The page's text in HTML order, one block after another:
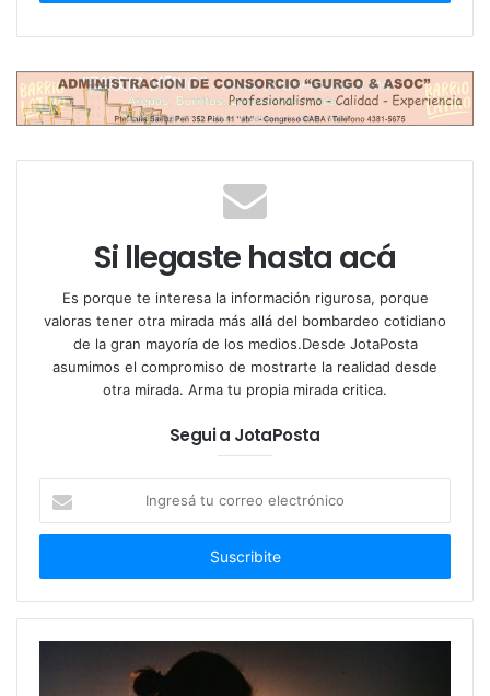
¿Cuánto cuestan los huevos
de pascua en Argentina
2025?
Los precios varían según elgramaje, la marca y el
canal de venta. Se pueden encontrar productos
desde los$5.000hasta los$50.000, o promociones
Un huevoToddy de 75g cuesta $6.050
UnNugatón de 91gronda los $7.600
Mantecol Oro de 700g
UnKitKat de 332galcanza los $29.900.
Si llegaste hasta acá
Es porque te interesa la información rigurosa, porque
valoras tener otra mirada más allá del bombardeo cotidiano
de la gran mayoría de los medios.Desde JotaPosta
asumimos el compromiso de mostrarte la realidad desde
otra mirada. Arma tu propia mirada critica.
Segui a JotaPosta
correo